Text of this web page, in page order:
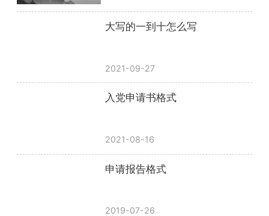
大写的一到十怎么写
2021-09-27
入党申请书格式
2021-08-16
申请报告格式
2019-07-26